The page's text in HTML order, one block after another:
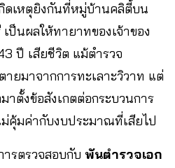
ดเหตุยิงกันที่หมู่บ้านคลิตี้บน
ป็นผลให้ทายาทของเจ้าของ
ปี เสียชีวิต แม้ตำรวจ
ยมาจากการทะเลาะวิวาท แต่
ตั้งข้อสังเกตต่อกระบวนการ
คุ้มค่ากับงบประมาณที่เสียไป
รตรวจสอบกับ พันตำรวจเอก